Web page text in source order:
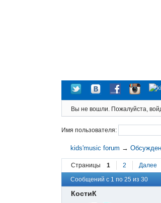
Вы не вошли. Пожалуйста,
Имя пользователя:
kids'music forum →
Страницы 1 2 Далее
Сообщений с 1 по 25 из 30
КостиК